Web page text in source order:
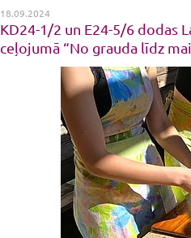
18.09.2024
KD24-1/2 un E24-5/6 dodas
ceļojumā “No grauda līdz